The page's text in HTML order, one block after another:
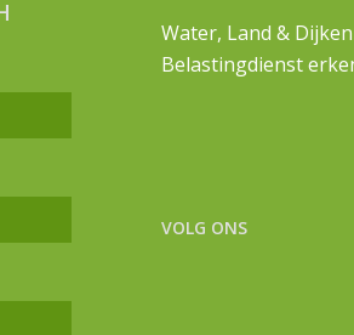
Water, Land &
Belastingdienst
VOLG ONS